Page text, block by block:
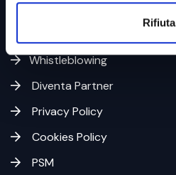
Rifiuta
Azienda
Whistleblowing
Diventa Partner
Privacy Policy
Cookies Policy
PSM